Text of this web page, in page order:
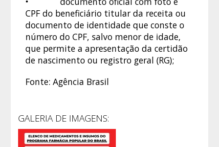
CPF do beneficiário titular da receita ou
documento de identidade que conste o
número do CPF, salvo menor de idade,
que permite a apresentação da certidão
de nascimento ou registro geral (RG);
Fonte: Agência Brasil
GALERIA DE IMAGENS: